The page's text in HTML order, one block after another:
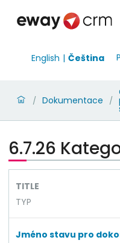
English Čeština
/ Dokumentace /
6.7.26
TITLE
TYP
Jméno stavu pro